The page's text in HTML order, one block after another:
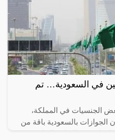
في السعودية… تم
الجنسيات في المملكة،
الجوازات بالسعودية باقة من